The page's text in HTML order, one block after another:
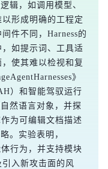
辑，如调用模型、
形成明确的工程定
件不同，Harness的
如提示词、工具适
使其难以检视和复
》
）和智能驾驭运行
然语言对象，并探
为可编辑文档描述
。实验表明，
行为，并支持模块
入新攻击面的风